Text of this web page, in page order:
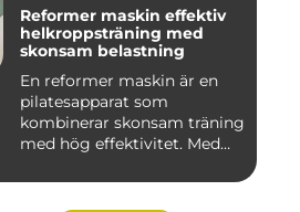
Reformer maskin effektiv
helkroppsträning med
skonsam belastning
En reformer maskin är en
pilatesapparat som
kombinerar skonsam träning
med hög effektivitet. Med